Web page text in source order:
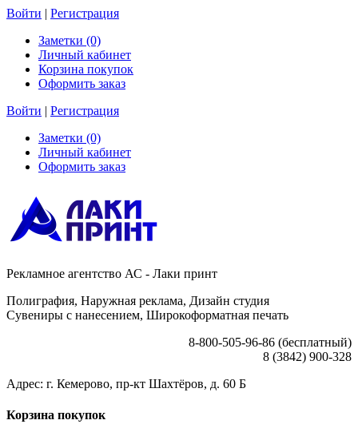
Войти | Регистрация
Заметки (0)
Личный кабинет
Корзина покупок
Оформить заказ
Войти | Регистрация
Заметки (0)
Личный кабинет
Оформить заказ
Рекламное агентство АС - Лаки принт
Полиграфия, Наружная реклама, Дизайн студия
Сувениры с нанесением, Широкоформатная печать
8-800-505-96-86 (бесплатный)
8 (3842) 900-328
Адрес: г. Кемерово, пр-кт Шахтёров, д. 60 Б
Корзина покупок